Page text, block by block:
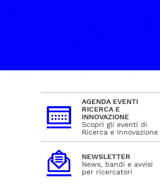
AGENDA EVENTI
RICERCA E
INNOVAZIONE
Scopri gli eventi di
Ricerca e Innovazione
NEWSLETTER
News, bandi e avvisi
per ricercatori